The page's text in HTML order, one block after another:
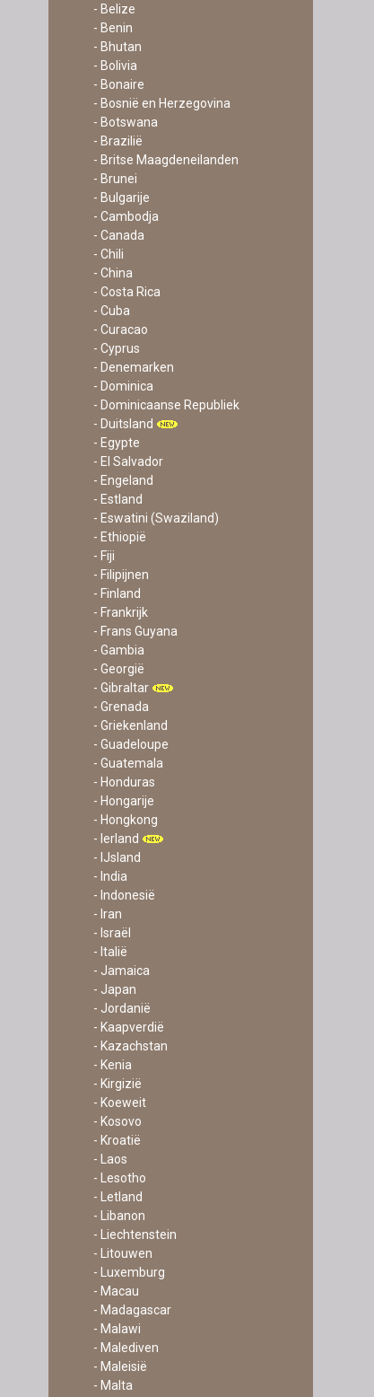
- Belize
- Benin
- Bhutan
- Bolivia
- Bonaire
- Bosnië en Herzegovina
- Botswana
- Brazilië
- Britse Maagdeneilanden
- Brunei
- Bulgarije
- Cambodja
- Canada
- Chili
- China
- Costa Rica
- Cuba
- Curacao
- Cyprus
- Denemarken
- Dominica
- Dominicaanse Republiek
- Duitsland
- Egypte
- El Salvador
- Engeland
- Estland
- Eswatini (Swaziland)
- Ethiopië
- Fiji
- Filipijnen
- Finland
- Frankrijk
- Frans Guyana
- Gambia
- Georgië
- Gibraltar
- Grenada
- Griekenland
- Guadeloupe
- Guatemala
- Honduras
- Hongarije
- Hongkong
- Ierland
- IJsland
- India
- Indonesië
- Iran
- Israël
- Italië
- Jamaica
- Japan
- Jordanië
- Kaapverdië
- Kazachstan
- Kenia
- Kirgizië
- Koeweit
- Kosovo
- Kroatië
- Laos
- Lesotho
- Letland
- Libanon
- Liechtenstein
- Litouwen
- Luxemburg
- Macau
- Madagascar
- Malawi
- Malediven
- Maleisië
- Malta